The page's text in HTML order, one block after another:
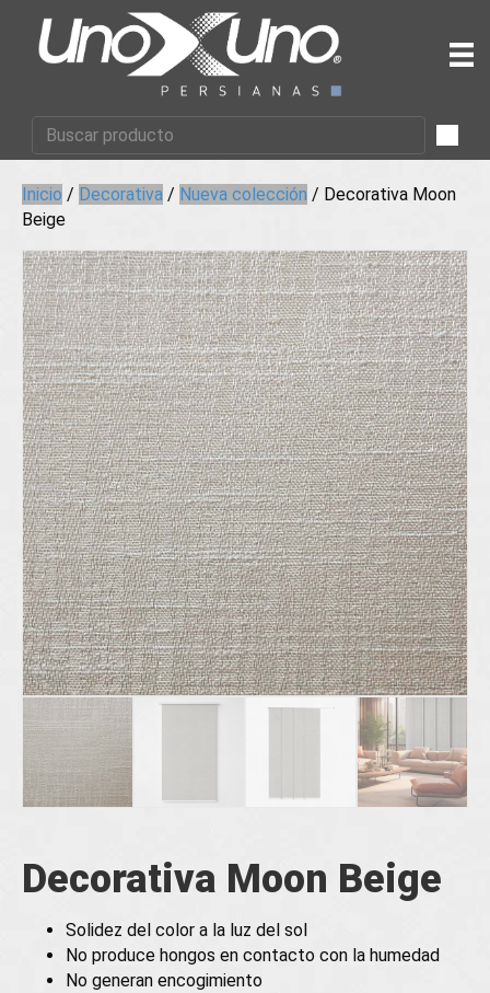
Inicio / Decorativa / Nueva colección / Decorativa Moon
Beige
Decorativa Moon Beige
Solidez del color a la luz del sol
No produce hongos en contacto con la humedad
No generan encogimiento